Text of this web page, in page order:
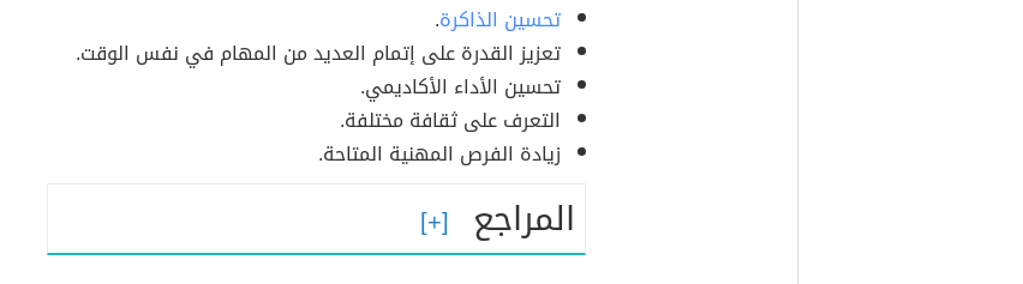
تحسين الذاكرة.
تعزيز القدرة على إتمام العديد من المهام في نفس الوقت.
تحسين الأداء الأكاديمي.
التعرف على ثقافة مختلفة.
زيادة الفرص المهنية المتاحة.
المراجع